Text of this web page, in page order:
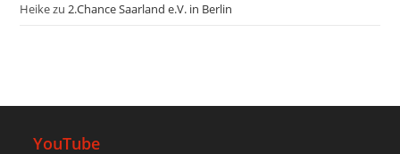
Heikezu2.Chance Saarland e.V. in Berlin
YouTube